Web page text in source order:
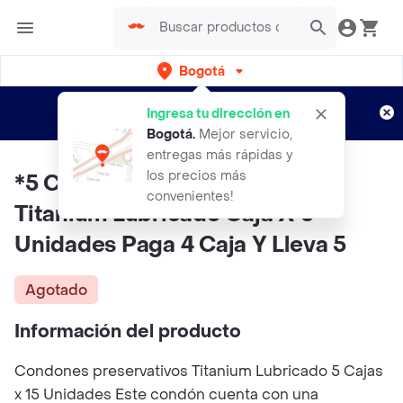
Bogotá
Ingresa tu dirección en
Bogotá. Mejor servicio,
entregas más rápidas y
los precios más
convenientes!
envíos gratis por semanas
Aplican TyC
*5 Condones Preservativos
Titanium Lubricado Caja X 3
Unidades Paga 4 Caja Y Lleva 5
Agotado
Información del producto
Condones preservativos Titanium Lubricado 5 Cajas
x 15 Unidades Este condón cuenta con una